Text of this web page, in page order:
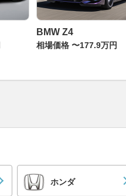
BMW Z4
相場価格 〜177.9万円
ホンダ